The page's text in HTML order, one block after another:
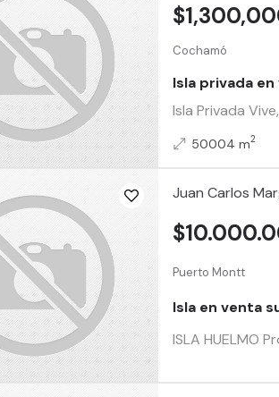
Cochamó
Isla privada
Isla Privada
50004 m2
Juan Carlos
Puerto Montt
Isla en venta
ISLA HUELMO